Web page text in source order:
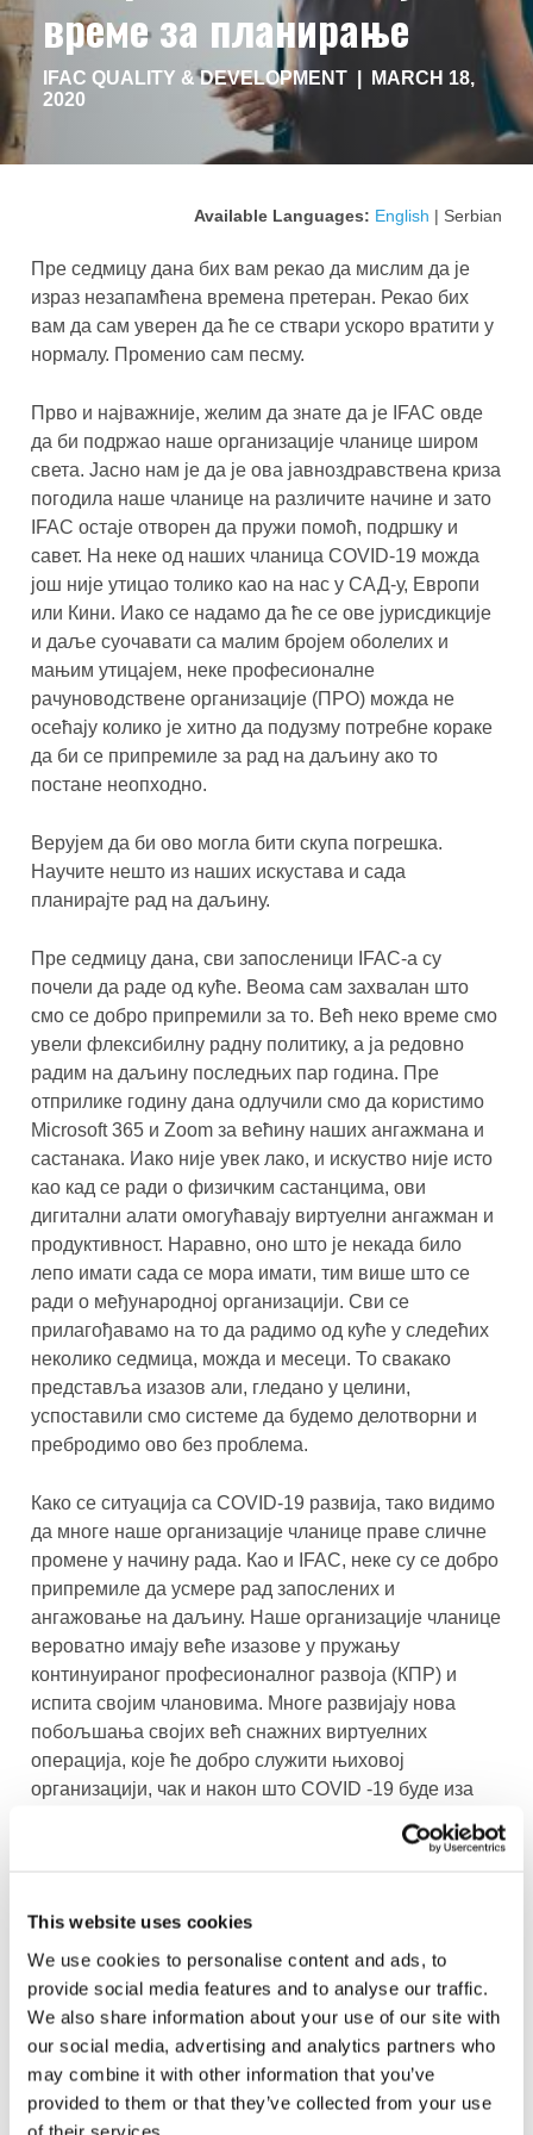
This website uses cookies
We use cookies to personalise content and ads, to
provide social media features and to analyse our traffic.
We also share information about your use of our site with
our social media, advertising and analytics partners who
may combine it with other information that you’ve
provided to them or that they’ve collected from your use
of their services.
време за планирање
IFAC QUALITY & DEVELOPMENT |
MARCH 18,
2020
Available Languages: English | Serbian
Пре седмицу дана бих вам рекао да мислим да је
израз незапамћена времена претеран. Рекао бих
вам да сам уверен да ће се ствари ускоро вратити у
нормалу. Променио сам песму.
Прво и најважније, желим да знате да је IFAC овде
да би подржао наше организације чланице широм
света. Јасно нам је да је ова јавноздравствена криза
погодила наше чланице на различите начине и зато
IFAC остаје отворен да пружи помоћ, подршку и
савет. На неке од наших чланица COVID-19 можда
још није утицао толико као на нас у САД-у, Европи
или Кини. Иако се надамо да ће се ове јурисдикције
и даље суочавати са малим бројем оболелих и
мањим утицајем, неке професионалне
рачуноводствене организације (ПРО) можда не
осећају колико је хитно да подузму потребне кораке
да би се припремиле за рад на даљину ако то
постане неопходно.
Верујем да би ово могла бити скупа погрешка.
Научите нешто из наших искустава и сада
планирајте рад на даљину.
Пре седмицу дана, сви запосленици IFAC-а су
почели да раде од куће. Веома сам захвалан што
смо се добро припремили за то. Већ неко време смо
увели флексибилну радну политику, а ја редовно
радим на даљину последњих пар година. Пре
отприлике годину дана одлучили смо да користимо
Microsoft 365 и Zoom за већину наших ангажмана и
састанака. Иако није увек лако, и искуство није исто
као кад се ради о физичким састанцима, ови
дигитални алати омогућавају виртуелни ангажман и
продуктивност. Наравно, оно што је некада било
лепо имати сада се мора имати, тим више што се
ради о међународној организацији. Сви се
прилагођавамо на то да радимо од куће у следећих
неколико седмица, можда и месеци. То свакако
представља изазов али, гледано у целини,
успоставили смо системе да будемо делотворни и
пребродимо ово без проблема.
Како се ситуација са COVID-19 развија, тако видимо
да многе наше организације чланице праве сличне
промене у начину рада. Као и IFAC, неке су се добро
припремиле да усмере рад запослених и
ангажовање на даљину. Наше организације чланице
вероватно имају веће изазове у пружању
континуираног професионалног развоја (КПР) и
испита својим члановима. Многе развијају нова
побољшања својих већ снажних виртуелних
операција, које ће добро служити њиховој
организацији, чак и након што COVID -19 буде иза
на нашој wеb страници.Покренули смо COVID-19
наменску страницуза обједињавање важног
садржаја и информација који могу да нам помогну
да се крећемо кроз ова незапамћена времена.
Многе наше организације чланице су утрле пут у
креирању hub-ова садржаја везаних за COVID-19;
ова wеb страница спаја те ресурсе на једном месту,